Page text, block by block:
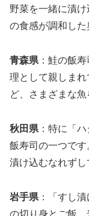
野菜を一緒に漬
の食感が調和し
青森県 ：鮭の飯
理として親しま
ど、さまざまな
秋田県 ：特に「
飯寿司の一つで
漬け込むなれずし
岩手県 ：「すし
の切り身とご飯